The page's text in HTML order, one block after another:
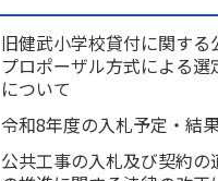
旧健武小学校貸付に関する
プロポーザル方式による選
について
令和8年度の入札予定・結
公共工事の入札及び契約の